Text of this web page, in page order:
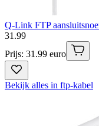
Q-Link FTP
31 .99
Prijs: 31.99 euro
Bekijk alles in ftp-kabel